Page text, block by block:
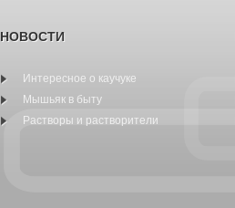
НОВОСТИ
Интересное о каучуке
Мышьяк в быту
Растворы и растворители